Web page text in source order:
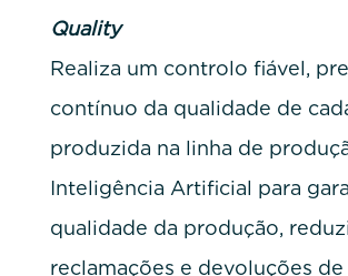
Quality
Realiza um controlo fiável,
contínuo da qualidade de
produzida na linha de
Inteligência Artificial para
qualidade da produção,
reclamações e devoluções